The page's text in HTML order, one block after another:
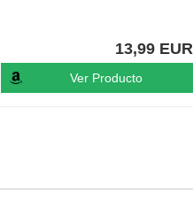
13,99 EUR
Ver Producto